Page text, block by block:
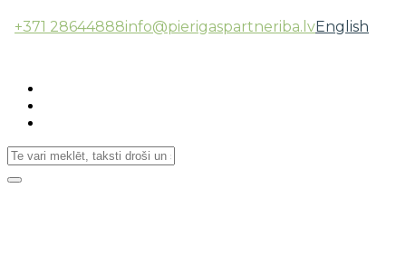
+371 28644888info@pierigaspartneriba.lvEnglish
Toggle